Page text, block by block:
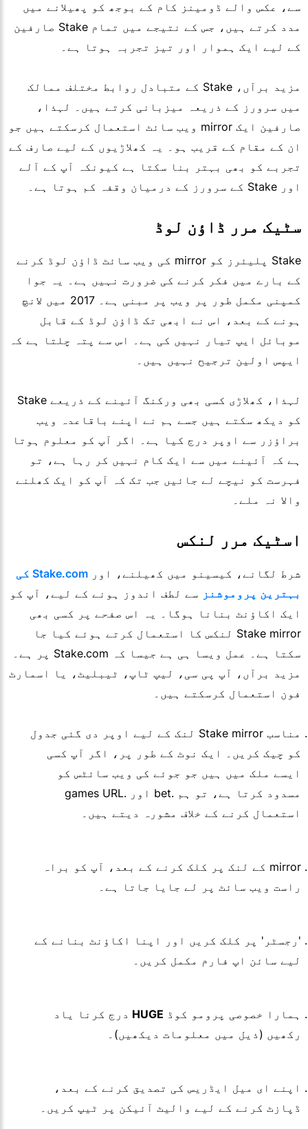
سے، عکس والے ڈومینز کام کے بوجھ کو پھیلانے میں
مدد کرتے ہیں، جس کے نتیجے میں تمام Stake صارفین
کے لیے ایک ہموار اور تیز تجربہ ہوتا ہے۔
مزید برآں، Stake کے متبادل روابط مختلف ممالک
میں سرورز کے ذریعہ میزبانی کرتے ہیں۔ لہذا،
صارفین ایک mirror ویب سائٹ استعمال کرسکتے ہیں جو
ان کے مقام کے قریب ہو۔ یہ کھلاڑیوں کے لیے صارف کے
تجربے کو بھی بہتر بنا سکتا ہے کیونکہ آپ کے آلے
اور Stake کے سرورز کے درمیان وقفہ کم ہوتا ہے۔
سٹیک مرر ڈاؤن لوڈ
Stake پلیئرز کو mirror کی ویب سائٹ ڈاؤن لوڈ کرنے
کے بارے میں فکر کرنے کی ضرورت نہیں ہے۔ یہ جوا
کمپنی مکمل طور پر ویب پر مبنی ہے۔ 2017 میں لانچ
ہونے کے بعد، اس نے ابھی تک ڈاؤن لوڈ کے قابل
موبائل ایپ تیار نہیں کی ہے۔ اس سے پتہ چلتا ہے کہ
ایپس اولین ترجیح نہیں ہیں۔
لہذا، کھلاڑی کسی بھی ورکنگ آئینے کے ذریعے Stake
کو دیکھ سکتے ہیں جسے ہم نے اپنے باقاعدہ ویب
براؤزر سے اوپر درج کیا ہے۔ اگر آپ کو معلوم ہوتا
ہے کہ آئینے میں سے ایک کام نہیں کر رہا ہے، تو
فہرست کو نیچے لے جائیں جب تک کہ آپ کو ایک کھلنے
والا نہ ملے۔
اسٹیک مرر لنکس
شرط لگانے، کیسینو میں کھیلنے، اور
Stake.com کی
بہترین پروموشنز سے لطف اندوز ہونے کے لیے، آپ کو
ایک اکاؤنٹ بنانا ہوگا۔ یہ اس صفحے پر کسی بھی
Stake mirror لنکس کا استعمال کرتے ہوئے کیا جا
سکتا ہے۔ عمل ویسا ہی ہے جیسا کہ Stake.com پر ہے۔
مزید برآں، آپ پی سی، لیپ ٹاپ، ٹیبلیٹ، یا اسمارٹ
فون استعمال کرسکتے ہیں۔
مناسب Stake mirror لنک کے لیے اوپر دی گئی جدول
کو چیک کریں۔ ایک نوٹ کے طور پر، اگر آپ کسی
ایسے ملک میں ہیں جو جوئے کی ویب سائٹس کو
مسدود کرتا ہے، تو ہم .bet اور .games URL
استعمال کرنے کے خلاف مشورہ دیتے ہیں۔
mirror کے لنک پر کلک کرنے کے بعد، آپ کو براہ
راست ویب سائٹ پر لے جایا جاتا ہے۔
'رجسٹر' پر کلک کریں اور اپنا اکاؤنٹ بنانے کے
لیے سائن اپ فارم مکمل کریں۔
ہمارا خصوصی پرومو کوڈ HUGE درج کرنا یاد
رکھیں (ذیل میں معلومات دیکھیں)۔
اپنے ای میل ایڈریس کی تصدیق کرنے کے بعد،
ڈپازٹ کرنے کے لیے والیٹ آئیکن پر ٹیپ کریں۔